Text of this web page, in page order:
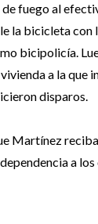
de fuego al
la bicicleta con
bicipolicía.
a la que
disparos.
Martínez
a